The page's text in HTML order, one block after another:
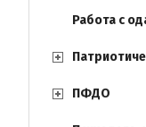
Работа с
ПФДО